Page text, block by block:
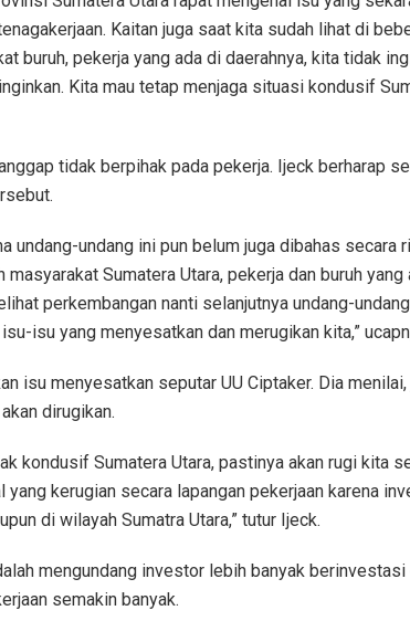
Kaitan juga saat kita sudah lihat di
buruh, pekerja yang ada di daerahnya, kita tidak
Kita mau tetap menjaga situasi kondusif
tidak berpihak pada pekerja. Ijeck berharap
undang-undang ini pun belum juga dibahas secara
Sumatera Utara, pekerja dan buruh yang
perkembangan nanti selanjutnya undang-
isu yang menyesatkan dan merugikan kita,”
isu menyesatkan seputar UU Ciptaker. Dia
dirugikan.
kondusif Sumatera Utara, pastinya akan rugi kita
yang kerugian secara lapangan pekerjaan karena
di wilayah Sumatra Utara,” tutur Ijeck.
mengundang investor lebih banyak
semakin banyak.